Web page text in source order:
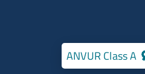
ANVUR Class A